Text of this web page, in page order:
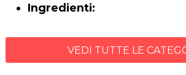
Ingredienti:
VEDI TUTTE LE